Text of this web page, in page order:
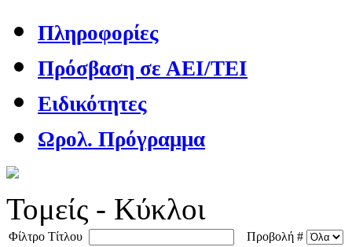
Πληροφορίες
Πρόσβαση σε ΑΕΙ/ΤΕΙ
Ειδικότητες
Ωρολ. Πρόγραμμα
Τομείς - Κύκλοι
Φίλτρο Τίτλου
Προβολή #